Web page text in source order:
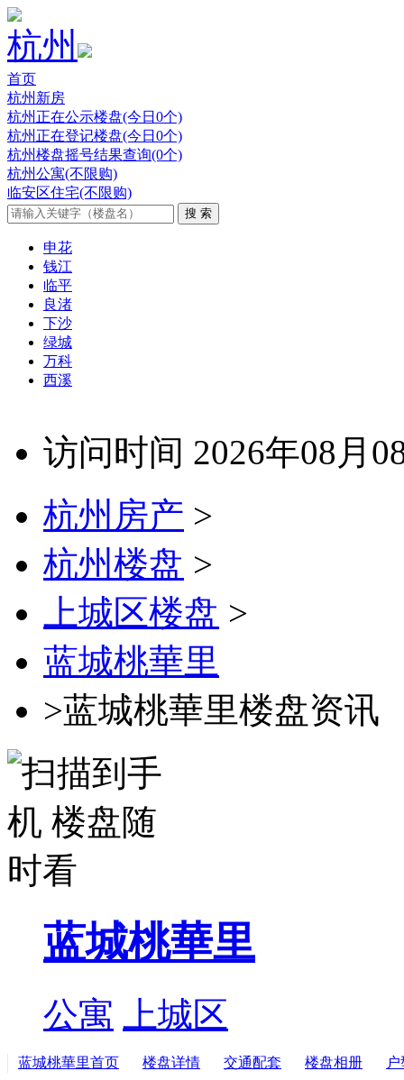
杭州
首页
杭州新房
杭州正在公示楼盘(今日0个)
杭州正在登记楼盘(今日0个)
杭州楼盘摇号结果查询(0个)
杭州公寓(不限购)
临安区住宅(不限购)
申花
钱江
临平
良渚
下沙
绿城
万科
西溪
访问时间 2026年08月
杭州房产 >
杭州楼盘 >
上城区楼盘 >
蓝城桃華里
>蓝城桃華里楼盘资讯
蓝城桃華里
公寓 上城区
蓝城桃華里首页 楼盘详情 交通配套 楼盘相册